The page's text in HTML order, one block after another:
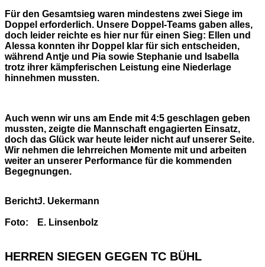
Für den Gesamtsieg waren mindestens zwei Siege im
Doppel erforderlich. Unsere Doppel-Teams gaben alles,
doch leider reichte es hier nur für einen Sieg: Ellen und
Alessa konnten ihr Doppel klar für sich entscheiden,
während Antje und Pia sowie Stephanie und Isabella
trotz ihrer kämpferischen Leistung eine Niederlage
hinnehmen mussten.
Auch wenn wir uns am Ende mit 4:5 geschlagen geben
mussten, zeigte die Mannschaft engagierten Einsatz,
doch das Glück war heute leider nicht auf unserer Seite.
Wir nehmen die lehrreichen Momente mit und arbeiten
weiter an unserer Performance für die kommenden
Begegnungen.
Bericht:
Foto:
J. Uekermann
E. Linsenbolz
HERREN SIEGEN GEGEN TC BÜHL